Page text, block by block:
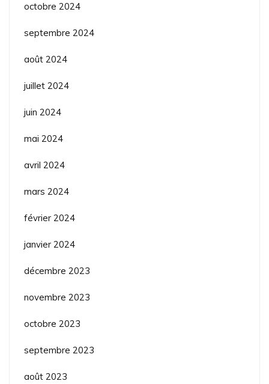
octobre 2024
septembre 2024
août 2024
juillet 2024
juin 2024
mai 2024
avril 2024
mars 2024
février 2024
janvier 2024
décembre 2023
novembre 2023
octobre 2023
septembre 2023
août 2023